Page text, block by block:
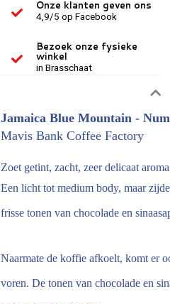
Onze klanten geven ons
4,9/5 op Facebook
Bezoek onze fysieke
winkel
in Brasschaat
Jamaica Blue Mountain -
Mavis Bank Coffee Factory
Zoet getint, zacht, zeer delicaat
Een licht tot medium body, maar
frisse tonen van chocolade en
Naarmate de koffie afkoelt, komt er
voren. De tonen van chocolade en